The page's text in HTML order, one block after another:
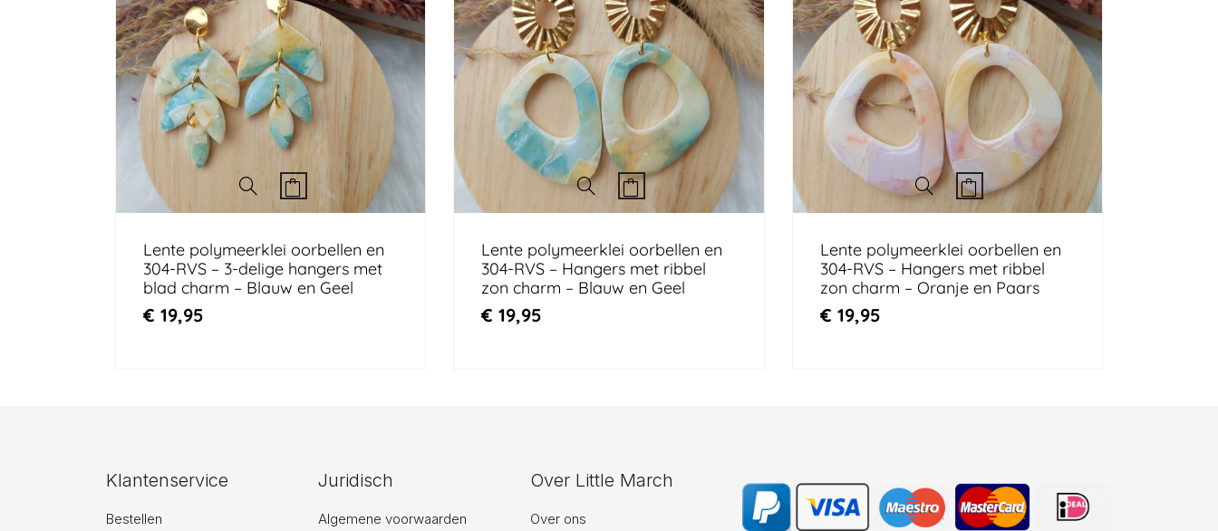
Lente polymeerklei oorbellen en
304-RVS – 3-delige hangers met
blad charm – Blauw en Geel
€ 19,95
Lente polymeerklei oorbellen en
304-RVS – Hangers met ribbel
zon charm – Blauw en Geel
€ 19,95
Lente polymeerklei oorbellen en
304-RVS – Hangers met ribbel
zon charm – Oranje en Paars
€ 19,95
Klantenservice
Bestellen
Juridisch
Algemene voorwaarden
Over Little March
Over ons